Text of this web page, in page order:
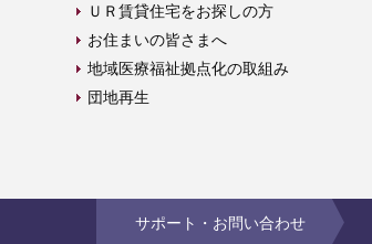
ＵＲ賃貸住宅をお探しの方
お住まいの皆さまへ
地域医療福祉拠点化の取組み
団地再生
サポート・お問い合わせ